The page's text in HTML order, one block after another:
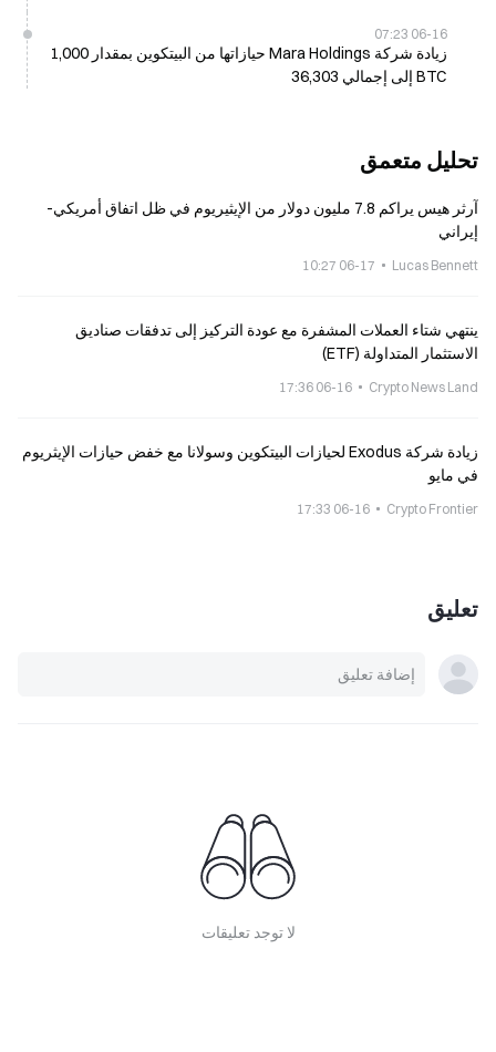
06-16 07:23
زيادة شركة Mara Holdings حيازاتها من البيتكوين بمقدار 1,000
BTC إلى إجمالي 36,303
تحليل متعمق
آرثر هيس يراكم 7.8 مليون دولار من الإيثيريوم في ظل اتفاق أمريكي-
إيراني
Lucas Bennett
06-17 10:27
ينتهي شتاء العملات المشفرة مع عودة التركيز إلى تدفقات صناديق
الاستثمار المتداولة (ETF)
Crypto News Land
06-16 17:36
زيادة شركة Exodus لحيازات البيتكوين وسولانا مع خفض حيازات الإيثريوم
في مايو
Crypto Frontier
06-16 17:33
تعليق
لا توجد تعليقات